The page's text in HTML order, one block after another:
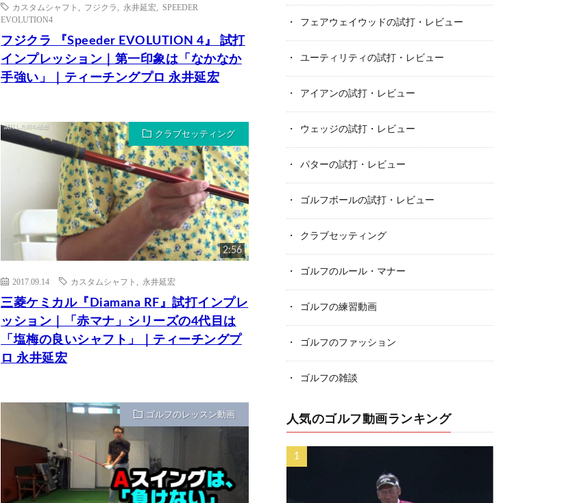
カスタムシャフト
フジクラ 永井延宏 ,SPEEDER
EVOLUTION4
フジクラ 『Speeder EVOLUTION 4』 試打
インプレッション｜第一印象は「なかなか
手強い」｜ティーチングプロ 永井延宏
クラブセッティング
2:56
2017.09.14 カスタムシャフト 永井延宏
三菱ケミカル『Diamana RF』試打インプレ
ッション｜「赤マナ」シリーズの4代目は
「塩梅の良いシャフト」｜ティーチングプ
ロ 永井延宏
ゴルフのレッスン動画
フェアウェイウッドの試打・レビュー
ユーティリティの試打・レビュー
アイアンの試打・レビュー
ウェッジの試打・レビュー
パターの試打・レビュー
ゴルフボールの試打・レビュー
クラブセッティング
ゴルフのルール・マナー
ゴルフの練習動画
ゴルフのファッション
ゴルフの雑談
人気のゴルフ動画ランキング